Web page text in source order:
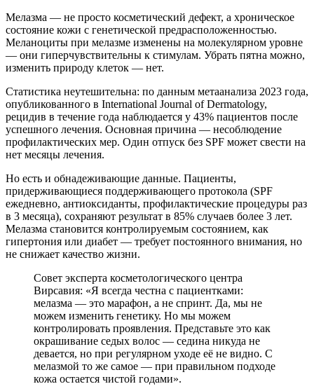
Мелазма — не просто косметический дефект, а хроническое
состояние кожи с генетической предрасположенностью.
Меланоциты при мелазме изменены на молекулярном уровне
— они гиперчувствительны к стимулам. Убрать пятна можно,
изменить природу клеток — нет.
Статистика неутешительна: по данным метаанализа 2023 года,
опубликованного в International Journal of Dermatology,
рецидив в течение года наблюдается у 43% пациентов после
успешного лечения. Основная причина — несоблюдение
профилактических мер. Один отпуск без SPF может свести на
нет месяцы лечения.
Но есть и обнадеживающие данные. Пациенты,
придерживающиеся поддерживающего протокола (SPF
ежедневно, антиоксиданты, профилактические процедуры раз
в 3 месяца), сохраняют результат в 85% случаев более 3 лет.
Мелазма становится контролируемым состоянием, как
гипертония или диабет — требует постоянного внимания, но
не снижает качество жизни.
Совет эксперта косметологического центра
Вирсавия: «Я всегда честна с пациентками:
мелазма — это марафон, а не спринт. Да, мы не
можем изменить генетику. Но мы можем
контролировать проявления. Представьте это как
окрашивание седых волос — седина никуда не
девается, но при регулярном уходе её не видно. С
мелазмой то же самое — при правильном подходе
кожа остается чистой годами».